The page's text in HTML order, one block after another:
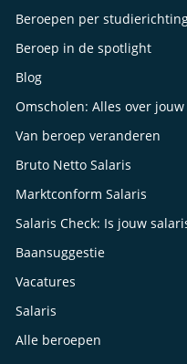
Beroepen per
Beroep in de spotlight
Blog
Omscholen: Alles over
Van beroep veranderen
Bruto Netto Salaris
Marktconform Salaris
Salaris Check: Is jouw
Baansuggestie
Vacatures
Salaris
Alle beroepen